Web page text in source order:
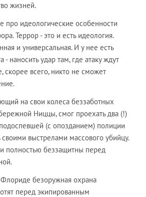
жизней.
про идеологические особенности
Террор - это и есть идеология.
и универсальная. И у нее есть
- наносить удар там, где атаку ждут
скорее всего, никто не сможет
на свои колеса беззаботных
Ниццы, смог проехать два (!)
(с опозданием) полиции
своими выстрелами массового убийцу.
полностью беззащитны перед
безоружная охрана
перед экипированным